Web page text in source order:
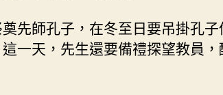
先師孔子，在冬至日要吊掛孔
一天，先生還要備禮探望教員